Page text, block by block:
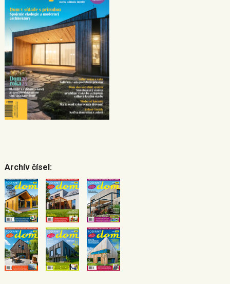
Archív čísel: